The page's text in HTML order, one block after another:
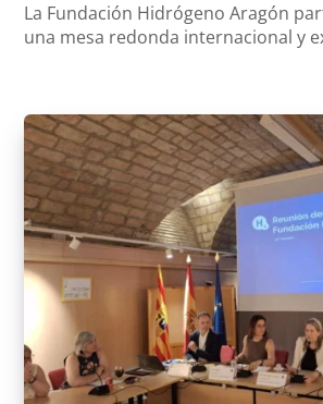
La Fundación Hidrógeno Aragón
una mesa redonda internacional y